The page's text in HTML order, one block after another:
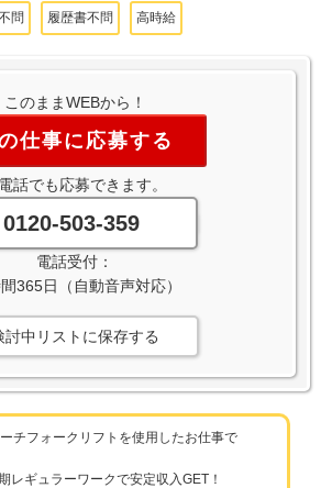
問 履歴書不問 高時給
このままWEBから！
仕事に応募する
話でも応募できます。
0120-503-359
電話受付：
365日（自動音声対応）
討中リストに保存する
チフォークリフトを使用したお仕事で
レギュラーワークで安定収入GET！